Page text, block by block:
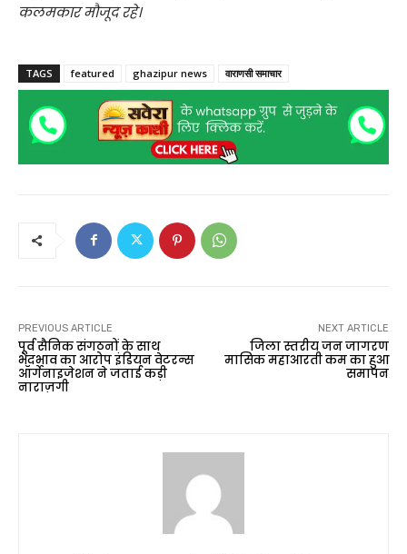
कलमकार मौजूद रहे।
TAGS featured ghazipur news वाराणसी समाचार
PREVIOUS ARTICLE
पूर्व सैनिक संगठनों के साथ
भेदभाव का आरोप इंडियन वेटरन्स
ऑर्गेनाइजेशन ने जताई कड़ी
नाराज़गी
NEXT ARTICLE
जिला स्तरीय जन जागरण
मासिक महाआरती कम का हुआ
समापन